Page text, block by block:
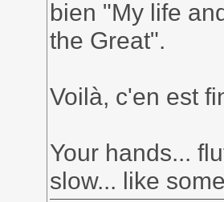
bien "My life
the Great".
Voilà, c'en est
Your hands...
slow... like